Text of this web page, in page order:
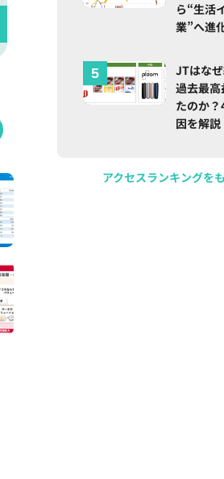
ら“生活
業”へ進
JTはな
過去最高
たのか
因を解説
アクセスランキングを